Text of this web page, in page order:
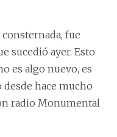
fue
sucedió ayer. Esto
es algo nuevo, es
hace mucho
radio Monumental